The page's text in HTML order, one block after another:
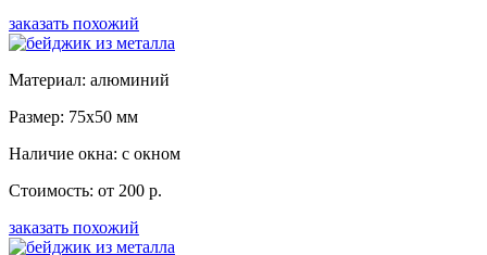
заказать похожий
Материал: алюминий
Размер: 75x50 мм
Наличие окна: с окном
Стоимость: от 200 р.
заказать похожий